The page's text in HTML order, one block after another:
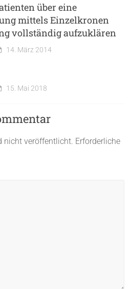
über eine
mittels Einzelkronen
vollständig aufzuklären
14. März 2014
15. Mai 2018
nicht veröffentlicht. Erforderliche